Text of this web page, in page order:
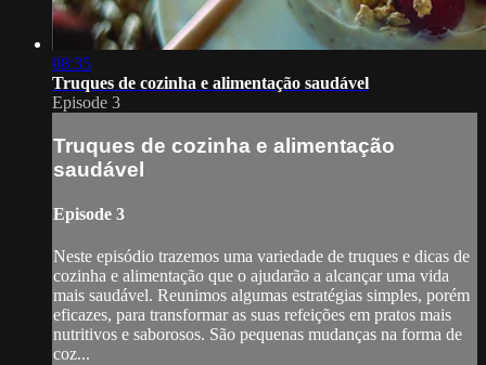
08:35
Truques de cozinha e alimentação saudável
Episode 3
Truques de cozinha e alimentação
saudável
Episode 3
Neste episódio trazemos uma variedade de truques e dicas de
cozinha e alimentação que o ajudarão a alcançar uma vida
mais saudável. Reunimos algumas estratégias simples, porém
eficazes, para transformar as suas refeições em pratos mais
nutritivos e saborosos. São pequenas mudanças na forma de
coz...